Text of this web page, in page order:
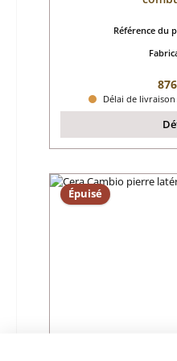
Référence du
Délai de
Épuisé
Cera Cambio